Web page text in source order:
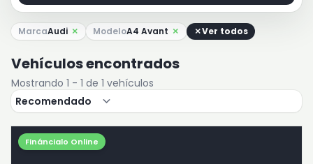
MarcaAudi ModeloA4 Avant Ver todos
Vehículos encontrados
Mostrando 1 - 1 de 1 vehículos
Fináncialo Online